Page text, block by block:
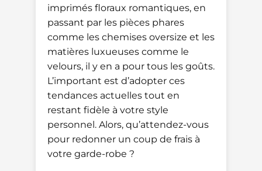
imprimés floraux romantiques, en
passant par les pièces phares
comme les chemises oversize et les
matières luxueuses comme le
velours, il y en a pour tous les goûts.
L’important est d’adopter ces
tendances actuelles tout en
restant fidèle à votre style
personnel. Alors, qu’attendez-vous
pour redonner un coup de frais à
votre garde-robe ?